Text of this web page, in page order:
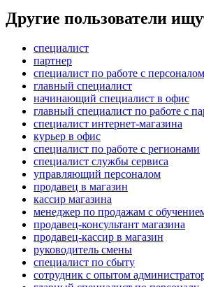
Другие пользователи
специалист
партнер
специалист по работе с персоналом
главный специалист
начинающий специалист в офис
главный специалист по работе с
специалист интернет-магазина
курьер в офис
специалист по работе с регионами
специалист службы сервиса
управляющий персоналом
продавец в магазин
кассир магазина
менеджер по продажам с
продавец-консультант магазина
продавец-кассир в магазин
руководитель смены
специалист по сбыту
сотрудник с опытом